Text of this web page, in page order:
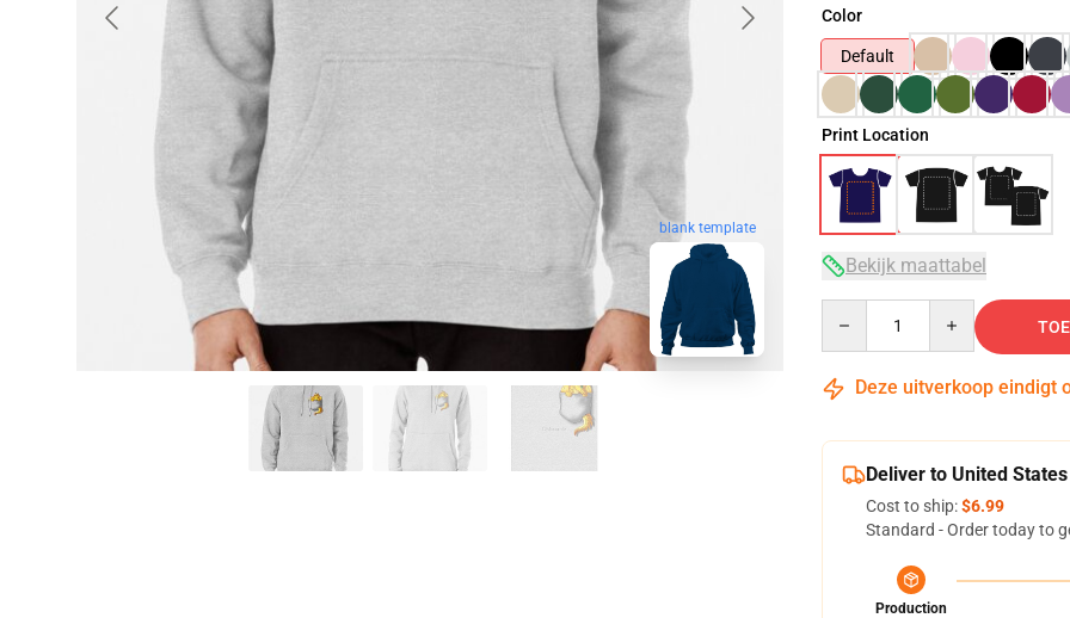
blank template
Color
Default
Print Location
Bekijk maattabel
Deze uitverkoop eindigt
Deliver to United States
Cost to ship:$6.99
Standard - Order today to
Production